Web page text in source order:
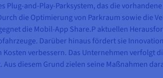
Plug-and-Play-Parksystem, das die
die Optimierung von Parkraum sowie die
die Mobil-App Share.P aktuellen
Darüber hinaus fördert sie
verbessern. Das Unternehmen verfolgt
diesem Grund zielen seine Maßnahmen